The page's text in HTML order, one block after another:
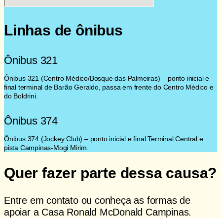
Linhas de ônibus
Ônibus 321
Ônibus 321 (Centro Médico/Bosque das Palmeiras) – ponto inicial e
final terminal de Barão Geraldo, passa em frente do Centro Médico e
do Boldrini.
Ônibus 374
Ônibus 374 (Jockey Club) – ponto inicial e final Terminal Central e
pista Campinas-Mogi Mirim.
Quer fazer parte dessa causa?
Entre em contato ou conheça as formas de
apoiar a Casa Ronald McDonald Campinas.